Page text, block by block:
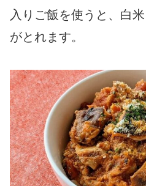
入りご飯を使うと、白
がとれます。